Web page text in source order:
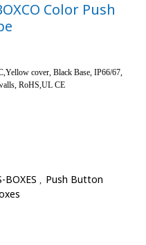
Color Push
cover, Black Base, IP66/67,
RoHS,UL CE
BOXES , Push Button